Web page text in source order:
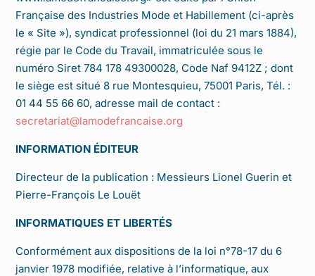
Française des Industries Mode et Habillement (ci-après
le « Site »), syndicat professionnel (loi du 21 mars 1884),
régie par le Code du Travail, immatriculée sous le
numéro Siret 784 178 49300028, Code Naf 9412Z ; dont
le siège est situé 8 rue Montesquieu, 75001 Paris, Tél. :
01 44 55 66 60, adresse mail de contact :
secretariat@lamodefrancaise.org
INFORMATION ÉDITEUR
Directeur de la publication : Messieurs Lionel Guerin et
Pierre-François Le Louët
INFORMATIQUES ET LIBERTÉS
Conformément aux dispositions de la loi n°78-17 du 6
janvier 1978 modifiée, relative à l’informatique, aux